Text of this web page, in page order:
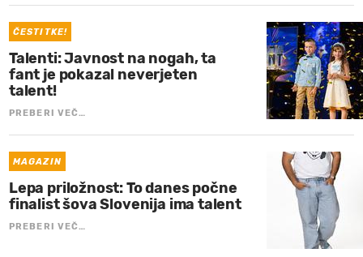
ČESTITKE!
Talenti: Javnost na nogah, ta
fant je pokazal neverjeten
talent!
PREBERI VEČ…
MAGAZIN
Lepa priložnost: To danes počne
finalist šova Slovenija ima talent
PREBERI VEČ…